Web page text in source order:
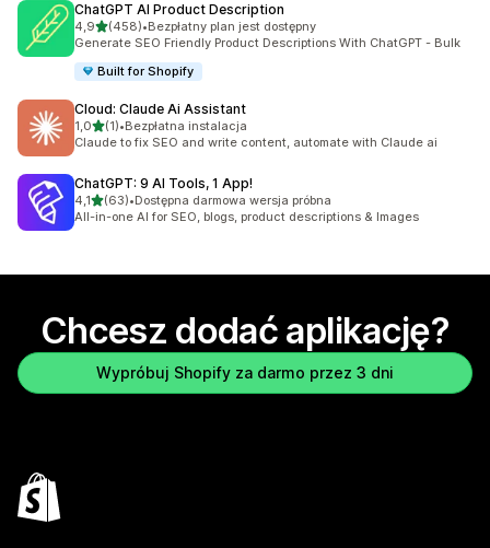
ChatGPT AI Product Description
4,9na 5 gwiazdek
(458)
Łączna liczba recenzji: 458
•Bezpłatny plan jest dostępny
Generate SEO Friendly Product Descriptions With ChatGPT - Bulk
Built for Shopify
Cloud: Claude Ai Assistant
1,0na 5 gwiazdek
(1)
Łączna liczba recenzji: 1
•Bezpłatna instalacja
Claude to fix SEO and write content, automate with Claude ai
ChatGPT: 9 AI Tools, 1 App!
4,1na 5 gwiazdek
(63)
Łączna liczba recenzji: 63
•Dostępna darmowa wersja próbna
All-in-one AI for SEO, blogs, product descriptions & Images
Chcesz dodać aplikację?
Wypróbuj Shopify za darmo przez 3 dni